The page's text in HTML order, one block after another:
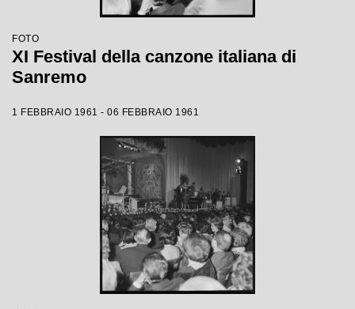
FOTO
XI Festival della canzone italiana di
Sanremo
1 FEBBRAIO 1961 - 06 FEBBRAIO 1961